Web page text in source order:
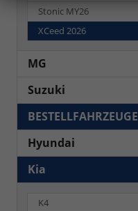
Stonic MY26
XCeed 2026
MG
Suzuki
BESTELLFAHRZEUGE
Hyundai
Kia
K4